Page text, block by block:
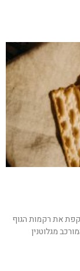
את רקמות הגוף
מגלוטנין